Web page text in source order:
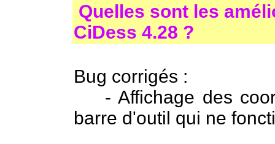
Quelles sont les
CiDess 4.28 ?
Bug corrigés :
- Affichage des
barre d'outil qui ne